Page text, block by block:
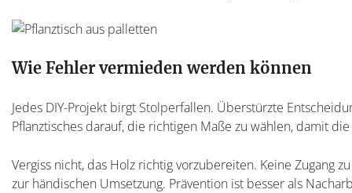
Wie Fehler vermieden werden können
Jedes DIY-Projekt birgt Stolperfallen. Überstürzte
Pflanztisches darauf, die richtigen Maße zu wählen, damit
Vergiss nicht, das Holz richtig vorzubereiten. Keine Zugang
zur händischen Umsetzung. Prävention ist besser als